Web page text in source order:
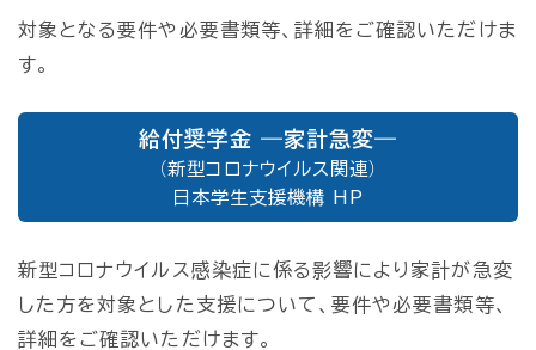
対象となる要件や必要書類等、詳細をご確認いただけま
す。
給付奨学金 ―家計急変―
（新型コロナウイルス関連）
日本学生支援機構 HP
新型コロナウイルス感染症に係る影響により家計が急変
した方を対象とした支援について、要件や必要書類等、
詳細をご確認いただけます。